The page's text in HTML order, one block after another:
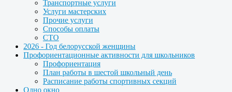
Транспортные услуги
Услуги мастерских
Прочие услуги
Способы оплаты
СТО
2026 - Год белорусской женщины
Профориентационные активности для школьников
Профориентация
План работы в шестой школьный день
Расписание работы спортивных секций
Одно окно